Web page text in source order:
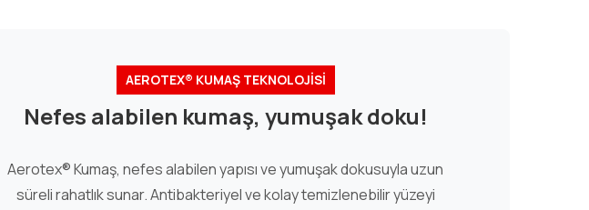
AEROTEX® KUMAŞ TEKNOLOJİSİ
Nefes alabilen kumaş, yumuşak doku!
Aerotex® Kumaş, nefes alabilen yapısı ve yumuşak dokusuyla uzun
süreli rahatlık sunar. Antibakteriyel ve kolay temizlenebilir yüzeyi